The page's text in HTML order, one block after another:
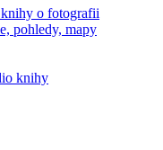
o fotografii
pohledy, mapy
knihy